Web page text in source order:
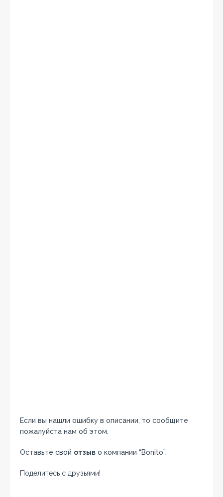
Если вы нашли ошибку в описании, то сообщите
пожалуйста нам об этом.
Оставьте свой отзыв о компании “Bonito”.
Поделитесь с друзьями!